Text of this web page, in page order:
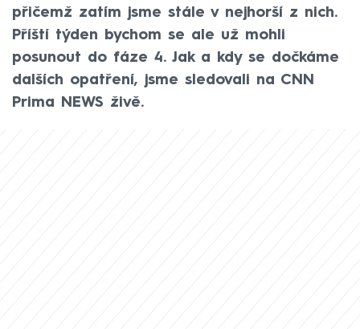
přičemž zatím jsme stále v nejhorší z nich.
Příští týden bychom se ale už mohli
posunout do fáze 4. Jak a kdy se dočkáme
dalších opatření, jsme sledovali na CNN
Prima NEWS živě.